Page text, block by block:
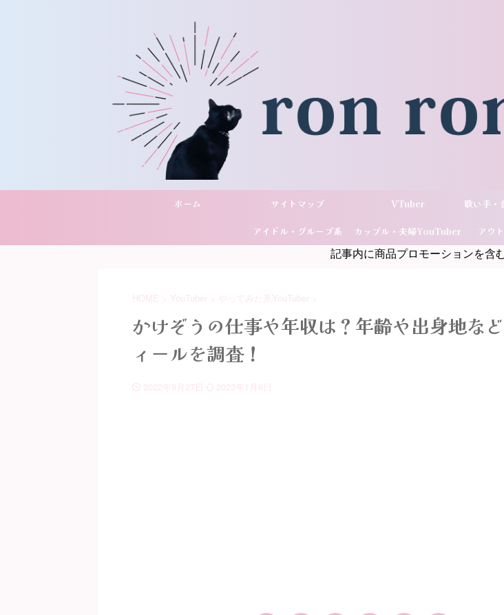
ホーム サイトマップ VTuber 歌い手
アイドル・グループ系 カップル・夫婦YouTuber アウ
記事内に商品プロモーションを含
HOME > YouTuber > やってみた系YouTuber >
かけぞうの仕事や年収は？年齢や出身地な
ィールを調査！
2022年9月27日 2023年1月6日